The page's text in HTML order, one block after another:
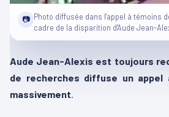
📷 Photo diffusée dans l'appel à témoins
cadre de la disparition d'Aude Jean-
de Martinique.
Aude Jean-Alexis est toujours
de recherches diffuse un appel
massivement.